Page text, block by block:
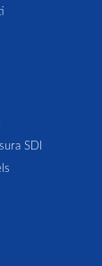
SDI